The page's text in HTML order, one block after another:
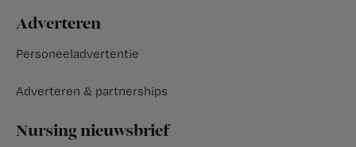
Adverteren
Personeeladvertentie
Adverteren & partnerships
Nursing nieuwsbrief